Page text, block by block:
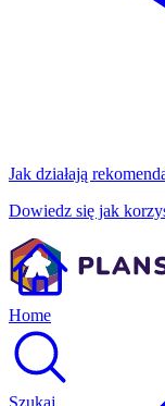
Jak działają
Dowiedz się jak
Home
Szukaj